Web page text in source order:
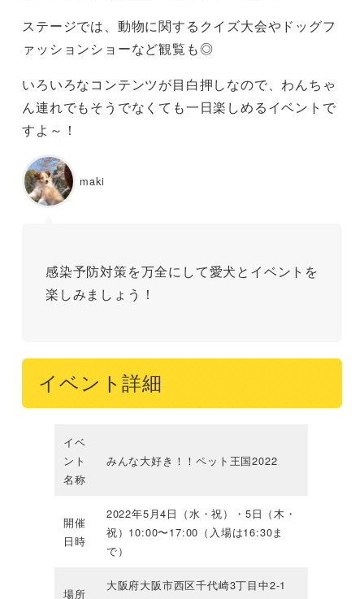
ステージでは、動物に関するクイズ大会やドッグフ
ァッションショーなど観覧も◎
いろいろなコンテンツが目白押しなので、わんちゃ
ん連れでもそうでなくても一日楽しめるイベントで
すよ～！
maki
感染予防対策を万全にして愛犬とイベントを
楽しみましょう！
イベント詳細
イベ
ント
名称
みんな大好き！！ペット王国2022
開催
日時
2022年5月4日（水・祝）・5日（木・
祝）10:00〜17:00（入場は16:30ま
で）
場所
大阪府大阪市西区千代崎3丁目中2-1